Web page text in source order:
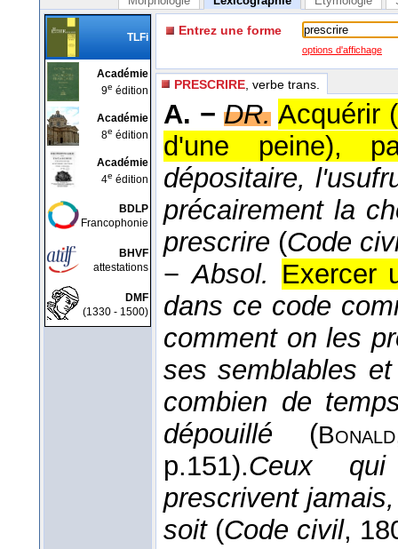
TLFi
Académie
9e édition
Académie
8e édition
Académie
4e édition
BDLP
Francophonie
BHVF
attestations
DMF
(1330 - 1500)
Entrez une forme
options d'affichage
PRESCRIRE , verbe trans.
A. − DR. Acquérir
d'une peine),
dépositaire,
précairement la
prescrire (Code
−Absol. Exercer
dans ce code
comment on les
ses semblables
combien de
dépouillé (Bonald
p.151).Ceux
prescrivent
soit(Code civil,